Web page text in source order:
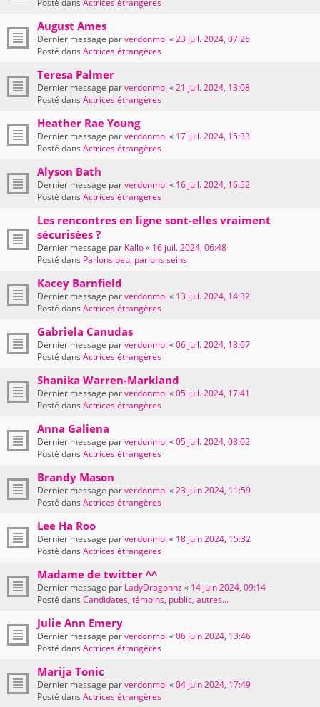
Posté dans Actrices étrangères
August Ames
Dernier message parverdonmol «23 juil. 2024, 07:26
Posté dans Actrices étrangères
Teresa Palmer
Dernier message parverdonmol «21 juil. 2024, 13:08
Posté dans Actrices étrangères
Heather Rae Young
Dernier message parverdonmol « 17 juil. 2024, 15:33
Posté dans Actrices étrangères
Alyson Bath
Dernier message parverdonmol « 16 juil. 2024, 16:52
Posté dans Actrices étrangères
Les rencontres en ligne sont-elles vraiment
sécurisées ?
Dernier message par Kallo« 16 juil. 2024, 06:48
Posté dans Parlons peu, parlons seins
Kacey Barnfield
Dernier message parverdonmol « 13 juil. 2024, 14:32
Posté dans Actrices étrangères
Gabriela Canudas
Dernier message parverdonmol «06 juil. 2024, 18:07
Posté dans Actrices étrangères
Shanika Warren-Markland
Dernier message parverdonmol «05 juil. 2024, 17:41
Posté dans Actrices étrangères
Anna Galiena
Dernier message parverdonmol «05 juil. 2024, 08:02
Posté dans Actrices étrangères
Brandy Mason
Dernier message parverdonmol «23 juin 2024, 11:59
Posté dans Actrices étrangères
Lee Ha Roo
Dernier message parverdonmol « 18 juin 2024, 15:32
Posté dans Actrices étrangères
Madame de twitter ^^
Dernier message par LadyDragonnz« 14 juin 2024, 09:14
Posté dans Candidates, témoins, public, autres...
Julie Ann Emery
Dernier message parverdonmol «06 juin 2024, 13:46
Posté dans Actrices étrangères
Marija Tonic
Dernier message parverdonmol «04 juin 2024, 17:49
Posté dans Actrices étrangères